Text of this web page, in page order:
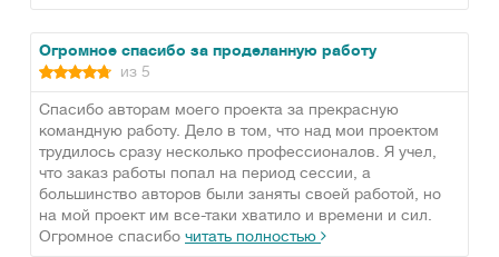
Огромное спасибо за проделанную работу
из 5
Спасибо авторам моего проекта за прекрасную
командную работу. Дело в том, что над мои проектом
трудилось сразу несколько профессионалов. Я учел,
что заказ работы попал на период сессии, а
большинство авторов были заняты своей работой, но
на мой проект им все-таки хватило и времени и сил.
Огромное спасибо читать полностью